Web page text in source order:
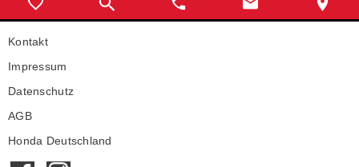
Kontakt
Impressum
Datenschutz
AGB
Honda Deutschland